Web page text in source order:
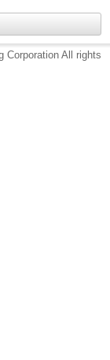
Corporation All rights